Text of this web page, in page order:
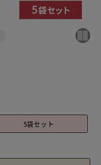
5袋セット